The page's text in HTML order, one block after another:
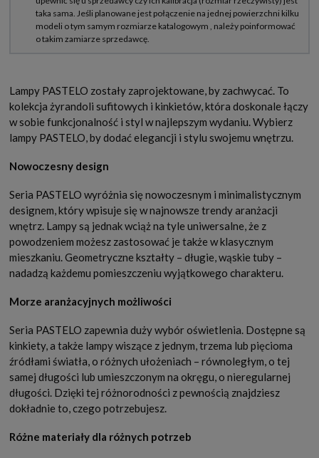
Lampy PASTELO zostały zaprojektowane, by zachwycać. To
kolekcja żyrandoli sufitowych i kinkietów, która doskonale łączy
w sobie funkcjonalność i styl w najlepszym wydaniu. Wybierz
lampy PASTELO, by dodać elegancji i stylu swojemu wnętrzu.
Nowoczesny design
Seria PASTELO wyróżnia się nowoczesnym i minimalistycznym
designem, który wpisuje się w najnowsze trendy aranżacji
wnętrz. Lampy są jednak wciąż na tyle uniwersalne, że z
powodzeniem możesz zastosować je także w klasycznym
mieszkaniu. Geometryczne kształty – długie, wąskie tuby –
nadadzą każdemu pomieszczeniu wyjątkowego charakteru.
Morze aranżacyjnych możliwości
Seria PASTELO zapewnia duży wybór oświetlenia. Dostępne są
kinkiety, a także lampy wiszące z jednym, trzema lub pięcioma
źródłami światła, o różnych ułożeniach – równoległym, o tej
samej długości lub umieszczonym na okręgu, o nieregularnej
długości. Dzięki tej różnorodności z pewnością znajdziesz
dokładnie to, czego potrzebujesz.
Różne materiały dla różnych potrzeb